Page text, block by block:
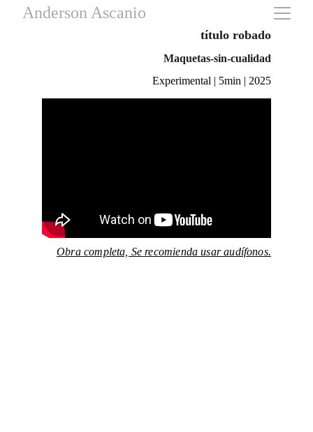
Anderson Ascanio
Experimental | 5min | 2025
Obra completa, Se recomienda usar audífonos.
título robado
Maquetas-sin-cualidad